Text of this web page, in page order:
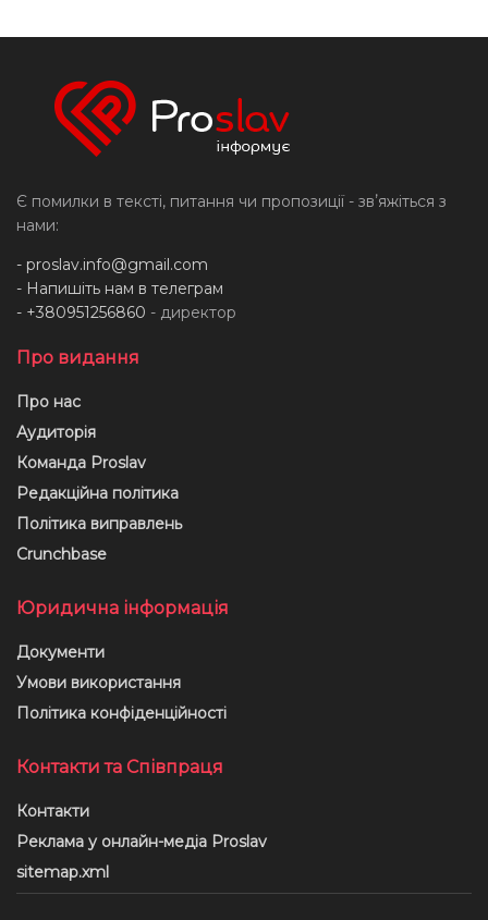
Є помилки в тексті, питання чи пропозиції - звʼяжіться з
нами:
- proslav.info@gmail.com
- Напишіть нам в телеграм
- +380951256860 - директор
Про видання
Про нас
Аудиторія
Команда Proslav
Редакційна політика
Політика виправлень
Crunchbase
Юридична інформація
Документи
Умови використання
Політика конфіденційності
Контакти та Співпраця
Контакти
Реклама у онлайн-медіа Proslav
sitemap.xml